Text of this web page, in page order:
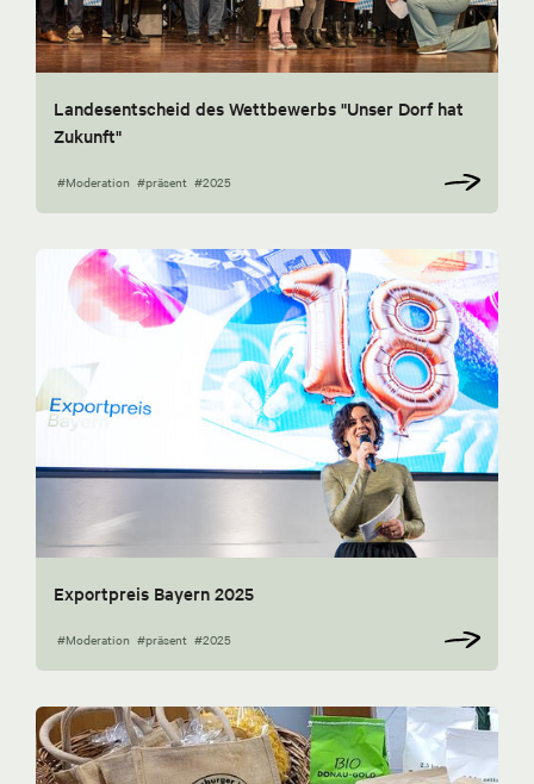
Landesentscheid des Wettbewerbs "Unser Dorf hat
Zukunft"
#Moderation #präsent #2025
Exportpreis Bayern 2025
#Moderation #präsent #2025